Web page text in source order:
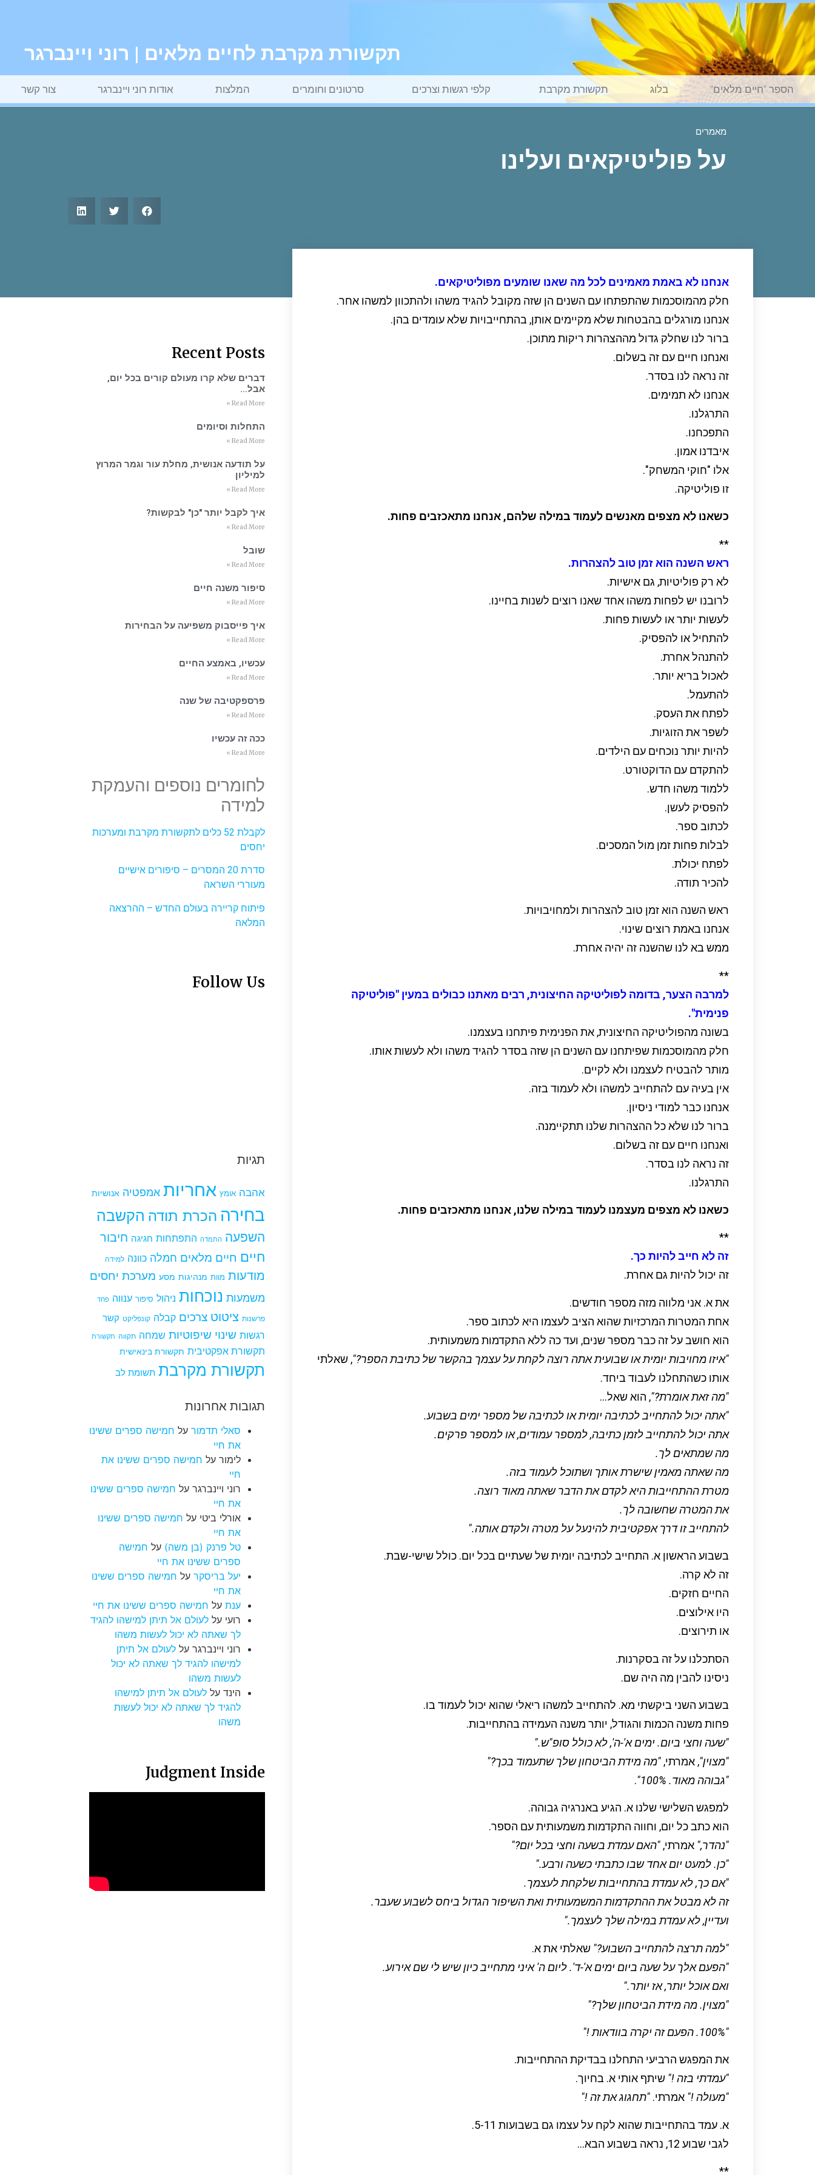
תקשורת מקרבת לחיים מלאים | רוני ויינברגר
הספר "חיים מלאים" בלוג תקשורת מקרבת קלפי רגשות וצרכים סרטונים וחומרים המלצות אודות רוני ויינברגר צור קשר
מאמרים
על פוליטיקאים ועלינו
אנחנו לא באמת מאמינים לכל מה שאנו שומעים מפוליטיקאים.
חלק מהמוסכמות שהתפתחו עם השנים הן שזה מקובל להגיד משהו ולהתכוון למשהו אחר.
אנחנו מורגלים בהבטחות שלא מקיימים אותן, בהתחייבויות שלא עומדים בהן.
ברור לנו שחלק גדול מההצהרות ריקות מתוכן.
ואנחנו חיים עם זה בשלום.
זה נראה לנו בסדר.
אנחנו לא תמימים.
התרגלנו.
התפכחנו.
איבדנו אמון.
אלו "חוקי המשחק".
זו פוליטיקה.
כשאנו לא מצפים מאנשים לעמוד במילה שלהם, אנחנו מתאכזבים פחות.
**
ראש השנה הוא זמן טוב להצהרות.
לא רק פוליטיות, גם אישיות.
לרובנו יש לפחות משהו אחד שאנו רוצים לשנות בחיינו.
לעשות יותר או לעשות פחות.
להתחיל או להפסיק.
להתנהל אחרת.
לאכול בריא יותר.
להתעמל.
לפתח את העסק.
לשפר את הזוגיות.
להיות יותר נוכחים עם הילדים.
להתקדם עם הדוקטורט.
ללמוד משהו חדש.
להפסיק לעשן.
לכתוב ספר.
לבלות פחות זמן מול המסכים.
לפתח יכולת.
להכיר תודה.
ראש השנה הוא זמן טוב להצהרות ולמחויבויות.
אנחנו באמת רוצים שינוי.
ממש בא לנו שהשנה זה יהיה אחרת.
**
למרבה הצער, בדומה לפוליטיקה החיצונית, רבים מאתנו כבולים במעין "פוליטיקה
פנימית".
בשונה מהפוליטיקה החיצונית, את הפנימית פיתחנו בעצמנו.
חלק מהמוסכמות שפיתחנו עם השנים הן שזה בסדר להגיד משהו ולא לעשות אותו.
מותר להבטיח לעצמנו ולא לקיים.
אין בעיה עם להתחייב למשהו ולא לעמוד בזה.
אנחנו כבר למודי ניסיון.
ברור לנו שלא כל ההצהרות שלנו תתקיימנה.
ואנחנו חיים עם זה בשלום.
זה נראה לנו בסדר.
התרגלנו.
כשאנו לא מצפים מעצמנו לעמוד במילה שלנו, אנחנו מתאכזבים פחות.
**
זה לא חייב להיות כך.
זה יכול להיות גם אחרת.
את א. אני מלווה מזה מספר חודשים.
אחת המטרות המרכזיות שהוא הציב לעצמו היא לכתוב ספר.
הוא חושב על זה כבר מספר שנים, ועד כה ללא התקדמות משמעותית.
"איזו מחויבות יומית או שבועית אתה רוצה לקחת על עצמך בהקשר של כתיבת הספר?", שאלתי
אותו כשהתחלנו לעבוד ביחד.
"מה זאת אומרת?", הוא שאל…
"אתה יכול להתחייב לכתיבה יומית או לכתיבה של מספר ימים בשבוע.
אתה יכול להתחייב לזמן כתיבה, למספר עמודים, או למספר פרקים.
מה שמתאים לך.
מה שאתה מאמין שישרת אותך ושתוכל לעמוד בזה.
מטרת ההתחייבות היא לקדם את הדבר שאתה מאוד רוצה.
את המטרה שחשובה לך.
להתחייב זו דרך אפקטיבית להינעל על מטרה ולקדם אותה."
בשבוע הראשון א. התחייב לכתיבה יומית של שעתיים בכל יום. כולל שישי-שבת.
זה לא קרה.
החיים חזקים.
היו אילוצים.
או תירוצים.
הסתכלנו על זה בסקרנות.
ניסינו להבין מה היה שם.
בשבוע השני ביקשתי מא. להתחייב למשהו ריאלי שהוא יכול לעמוד בו.
פחות משנה הכמות והגודל, יותר משנה העמידה בהתחייבות.
"שעה וחצי ביום. ימים א'-ה', לא כולל סופ"ש."
"מצוין", אמרתי, "מה מידת הביטחון שלך שתעמוד בכך?"
"גבוהה מאוד. 100%"
.
למפגש השלישי שלנו א. הגיע באנרגיה גבוהה.
הוא כתב כל יום, וחווה התקדמות משמעותית עם הספר.
"נהדר," אמרתי, "האם עמדת בשעה וחצי בכל יום?"
"כן. למעט יום אחד שבו כתבתי כשעה ורבע."
"אם כך, לא עמדת בהתחייבות שלקחת לעצמך.
זה לא מבטל את ההתקדמות המשמעותיתואת השיפור הגדול ביחס לשבוע שעבר.
ועדיין, לא עמדת במילה שלך לעצמך."
"למה תרצה להתחייב השבוע?" שאלתי את א.
"הפעם אלך על שעה ביום ימים א'-ד'.ליום ה' איני מתחייב כיון שיש לי שם אירוע.
ואם אוכל יותר, אז יותר."
"מצוין. מה מידת הביטחון שלך?"
"100%. הפעם זה יקרה בוודאות !"
את המפגש הרביעי התחלנו בבדיקת ההתחייבות.
"עמדתי בזה !" שיתף אותי א. בחיוך.
"מעולה !" אמרתי. "תחגוג את זה !"
א. עמד בהתחייבות שהוא לקח על עצמו גם בשבועות 5-11.
לגבי שבוע 12, נראה בשבוע הבא…
**
Recent Posts
דברים שלא קרו מעולם קורים בכל יום,
אבל…
Read More »
התחלות וסיומים
Read More »
על תודעה אנושית, מחלת עור וגמר המרוץ
למיליון
Read More »
איך לקבל יותר "כן" לבקשות?
Read More »
שובל
Read More »
סיפור משנה חיים
Read More »
איך פייסבוק משפיעה על הבחירות
Read More »
עכשיו, באמצע החיים
Read More »
פרספקטיבה של שנה
Read More »
ככה זה עכשיו
Read More »
לחומרים נוספים והעמקת
למידה
לקבלת 52 כלים לתקשורת מקרבת ומערכות
יחסים
סדרת 20 המסרים – סיפורים אישיים
מעוררי השראה
פיתוח קריירה בעולם החדש – ההרצאה
המלאה
Follow Us
תגיות
אהבה אומץ אחריות אמפטיה אנושיות
בחירה הכרת תודה הקשבה
השפעה התמדה התפתחות חגיגה חיבור
חיים חיים מלאים חמלה כוונה למידה
מודעות מוות מנהיגות מסע מערכת יחסים
משמעות נוכחות ניהול סיפור ענווה פחד
פרשנות ציטוט צרכים קבלה קונפליקט קשר
רגשות שינוי שיפוטיות שמחה תקווה תקשורת
תקשורת אפקטיבית תקשורת בינאישית
תקשורת מקרבת תשומת לב
תגובות אחרונות
סאלי תדמורעל חמישה ספרים ששינו
את חיי
לימורעל חמישה ספרים ששינו את
חיי
רוני ויינברגרעל חמישה ספרים ששינו
את חיי
אורלי ביטי על חמישה ספרים ששינו
את חיי
טל פרנק (בן משה) על חמישה
ספרים ששינו את חיי
יעל בריסקרעל חמישה ספרים ששינו
את חיי
ענתעל חמישה ספרים ששינו את חיי
רועי על לעולם אל תיתן למישהו להגיד
לך שאתה לא יכול לעשות משהו
רוני ויינברגרעל לעולם אל תיתן
למישהו להגיד לך שאתה לא יכול
לעשות משהו
הינדעל לעולם אל תיתן למישהו
להגיד לך שאתה לא יכול לעשות
משהו
Judgment Inside